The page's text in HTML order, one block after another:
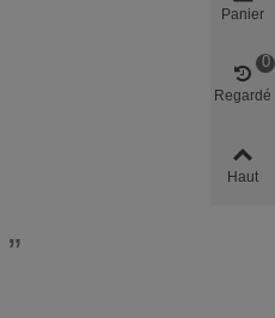
Panier
Regardé
0
Haut